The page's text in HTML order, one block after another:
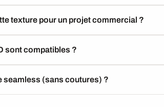
texture pour un projet commercial ?
sont compatibles ?
seamless (sans coutures) ?